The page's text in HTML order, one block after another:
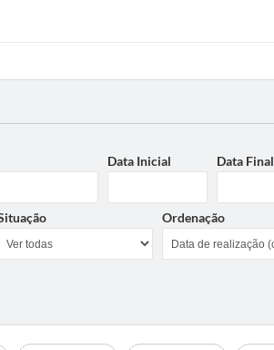
Data Inicial Data Final
Ordenação